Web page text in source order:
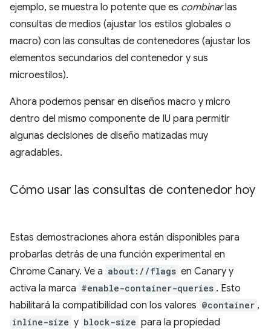
ejemplo, se muestra lo potente que es combinarlas
consultas de medios (ajustar los estilos globales o
macro) con las consultas de contenedores (ajustar los
elementos secundarios del contenedor y sus
microestilos).
Ahora podemos pensar en diseños macro y micro
dentro del mismo componente de IU para permitir
algunas decisiones de diseño matizadas muy
agradables.
Cómo usar las consultas de contenedor hoy
Estas demostraciones ahora están disponibles para
probarlas detrás de una función experimental en
Chrome Canary. Ve a about://flags en Canary y
activa la marca #enable-container-queries . Esto
habilitará la compatibilidad con los valores @container ,
inline-size y block-size para la propiedad